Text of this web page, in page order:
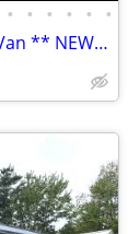
• • • • • •
♿♿ 2026 Chrysler Pacifica Select 4dr Mini Van ** NEW***♿♿ HUDSON NH